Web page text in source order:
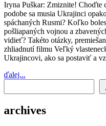
Iryna Puškar: Zmiznite! Choďte
podobe sa musia Ukrajinci
spáchaných Rusmi? Koľko
pošliapaných vojnou a
vidieť? Takéto otázky,
zhliadnutí filmu Veľký
Ukrajincovi, ako sa postaviť a
ďalej...
archives